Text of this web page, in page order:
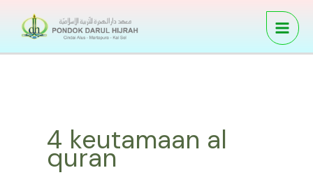
4 keutamaan al
quran